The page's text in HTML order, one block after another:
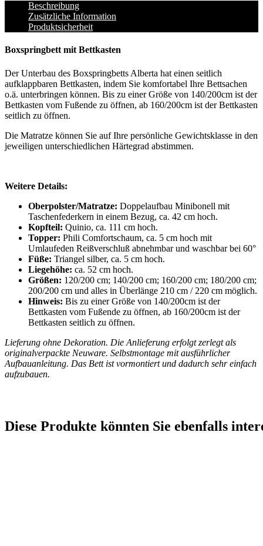
Beschreibung
Zusätzliche Information
Produktsicherheit
Boxspringbett mit Bettkasten
Der Unterbau des Boxspringbetts Alberta hat einen seitlich
aufklappbaren Bettkasten, indem Sie komfortabel Ihre Bettsachen
o.ä. unterbringen können. Bis zu einer Größe von 140/200cm ist der
Bettkasten vom Fußende zu öffnen, ab 160/200cm ist der Bettkasten
seitlich zu öffnen.
Die Matratze können Sie auf Ihre persönliche Gewichtsklasse in den
jeweiligen unterschiedlichen Härtegrad abstimmen.
Weitere Details:
Oberpolster/Matratze: Doppelaufbau Minibonell mit
Taschenfederkern in einem Bezug, ca. 42 cm hoch.
Kopfteil: Quinio, ca. 111 cm hoch.
Topper: Phili Comfortschaum, ca. 5 cm hoch mit
Umlaufeden Reißverschluß abnehmbar und waschbar bei 60°
Füße: Triangel silber, ca. 5 cm hoch.
Liegehöhe: ca. 52 cm hoch.
Größen: 120/200 cm; 140/200 cm; 160/200 cm; 180/200 cm;
200/200 cm und alles in Überlänge 210 cm / 220 cm möglich.
Hinweis: Bis zu einer Größe von 140/200cm ist der
Bettkasten vom Fußende zu öffnen, ab 160/200cm ist der
Bettkasten seitlich zu öffnen.
Lieferung ohne Dekoration. Die Anlieferung erfolgt zerlegt als
originalverpackte Neuware. Selbstmontage mit ausführlicher
Aufbauanleitung. Das Bett ist vormontiert und dadurch sehr einfach
aufzubauen.
Diese Produkte könnten Sie ebenfalls